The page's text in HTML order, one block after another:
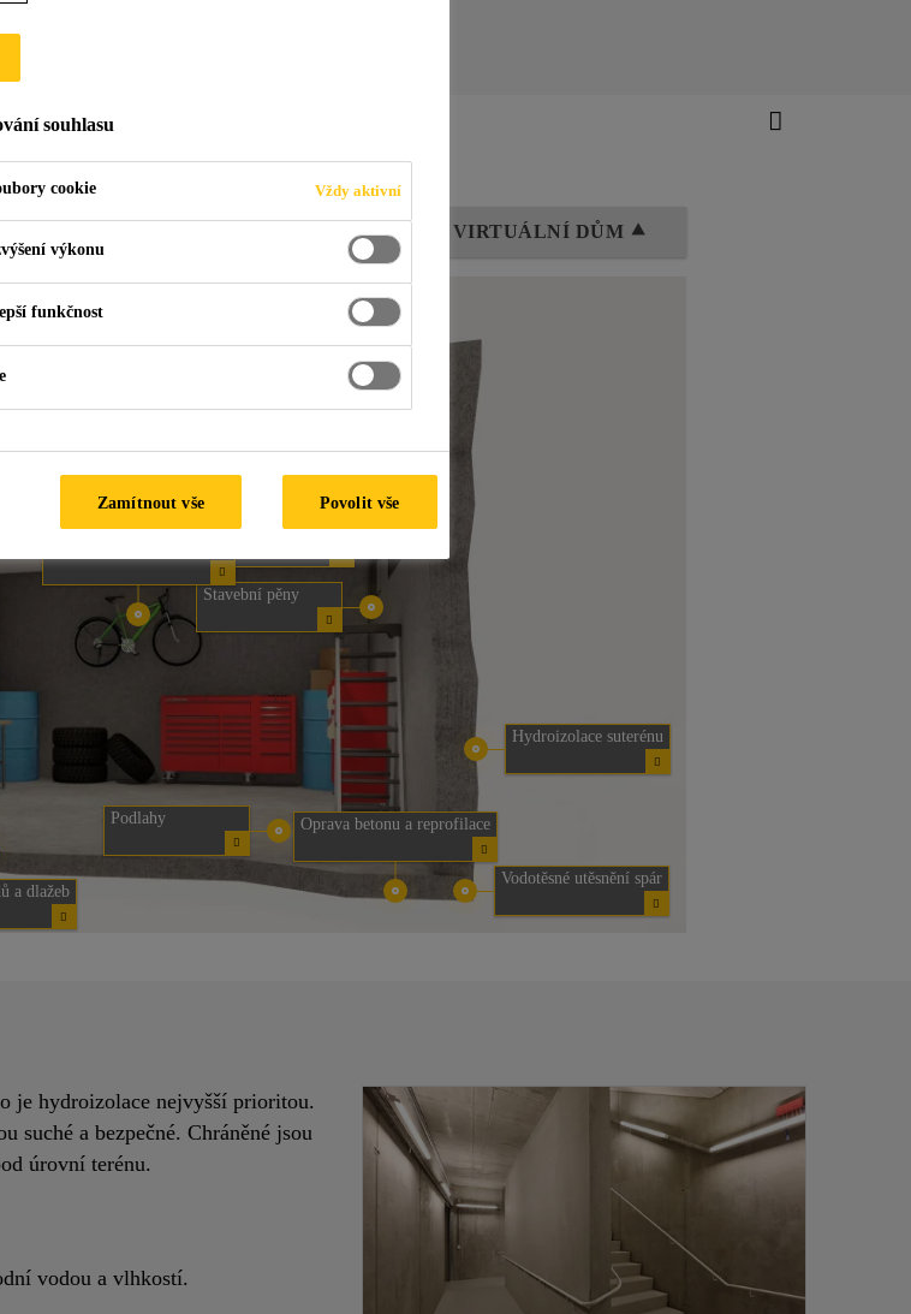
a sklep
ZPĚT NA VIRTUÁLNÍ DŮM ⯅
Hydroizolace suterénu
Vodotěsné utěsnění spár
Oprava betonu a reprofilace
Podlahy
a dlažeb
trhlin
Stavební pěny
je hydroizolace nejvyšší prioritou.
suché a bezpečné. Chráněné jsou
úrovní terénu.
vodou a vlhkostí.
souhlasu
cookie Vždy aktivní
výkonu
funkčnost
Zamítnout vše Povolit vše